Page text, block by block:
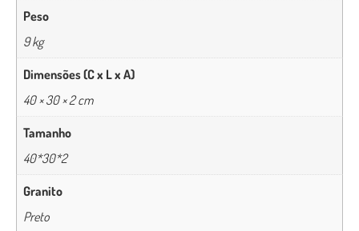
Peso
9 kg
Dimensões (C x L x A)
40 × 30 × 2 cm
Tamanho
40*30*2
Granito
Preto